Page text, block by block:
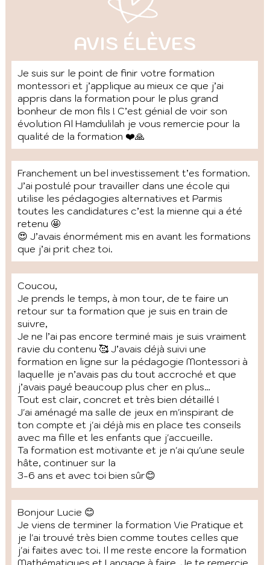
AVIS ÉLÈVES
Je suis sur le point de finir votre formation
montessori et j’applique au mieux ce que j’ai
appris dans la formation pour le plus grand
bonheur de mon fils ! C’est génial de voir son
évolution Al Hamdulilah je vous remercie pour la
qualité de la formation ❤️🙏
Franchement un bel investissement t’es formation.
J’ai postulé pour travailler dans une école qui
utilise les pédagogies alternatives et Parmis
toutes les candidatures c’est la mienne qui a été
retenu 🤩
😍 J’avais énormément mis en avant les formations
que j’ai prit chez toi.
Coucou,
Je prends le temps, à mon tour, de te faire un
retour sur ta formation que je suis en train de
suivre,
Je ne l’ai pas encore terminé mais je suis vraiment
ravie du contenu 🥰 J’avais déjà suivi une
formation en ligne sur la pédagogie Montessori à
laquelle je n’avais pas du tout accroché et que
j’avais payé beaucoup plus cher en plus…
Tout est clair, concret et très bien détaillé !
J'ai aménagé ma salle de jeux en m'inspirant de
ton compte et j'ai déjà mis en place tes conseils
avec ma fille et les enfants que j'accueille.
Ta formation est motivante et je n'ai qu'une seule
hâte, continuer sur la
3-6 ans et avec toi bien sûr😊
Bonjour Lucie 😊
Je viens de terminer la formation Vie Pratique et
je l'ai trouvé très bien comme toutes celles que
j'ai faites avec toi. Il me reste encore la formation
Mathématiques et Langage à faire. Je te remercie